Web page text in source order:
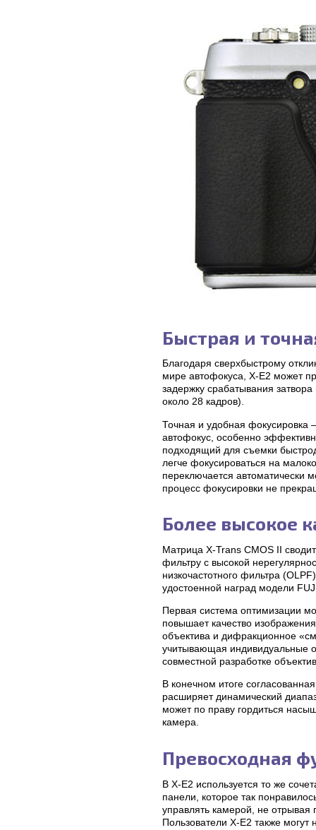
Быстрая и
Благодаря сверхбыстрому
мире автофокуса, X-E2 может
задержку срабатывания
около 28 кадров).
Точная и удобная фокусировка
автофокус, особенно
подходящий для съемки
легче фокусироваться на
переключается автоматически
процесс фокусировки не
Более высокое
Матрица X-Trans CMOS II
фильтру с высокой
низкочастотного фильтра
удостоенной наград модели
Первая система оптимизации
повышает качество
объектива и дифракционное
учитывающая индивидуальные
совместной разработке
В конечном итоге
расширяет динамический
может по праву гордиться
камера.
Превосходная
В X-E2 используется то же
панели, которое так
управлять камерой, не отрывая
Пользователи X-E2 также